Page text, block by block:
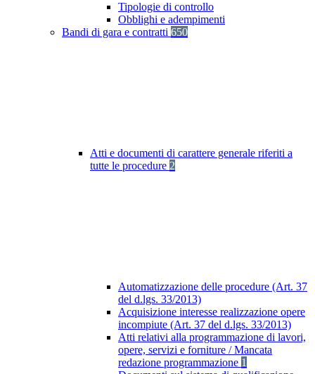
Tipologie di controllo
Obblighi e adempimenti
Bandi di gara e contratti 650
Atti e documenti di carattere generale riferiti a
tutte le procedure 2
Automatizzazione delle procedure (Art. 37
del d.lgs. 33/2013)
Acquisizione interesse realizzazione opere
incompiute (Art. 37 del d.lgs. 33/2013)
Atti relativi alla programmazione di lavori,
opere, servizi e forniture / Mancata
redazione programmazione 1